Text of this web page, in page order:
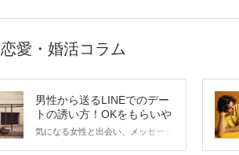
恋愛・婚活コラム
男性から送るLINEでのデー
トの誘い方！OKをもらいや
すいメッセージのコツは？
気になる女性と出会い、メッセージ